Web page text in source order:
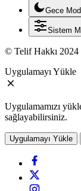
Gece
Sistem
© Telif Hakkı 2024
Uygulamayı Yükle
Uygulamamızı
sağlayabilirsiniz.
Uygulamayı Yükle